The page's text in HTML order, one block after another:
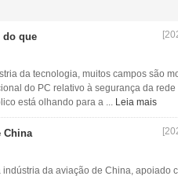
do que
da tecnologia, muitos campos são
do PC relativo à segurança da
está olhando para a ... Leia mais
China
da aviação de China, apoiado